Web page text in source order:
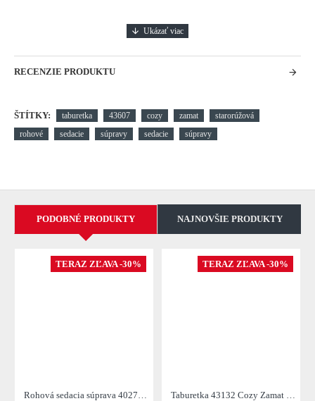
RECENZIE PRODUKTU
ŠTÍTKY: taburetka 43607 cozy zamat
starorúžová
rohové
sedacie súpravy sedacie súpravy
PODOBNÉ PRODUKTY NAJNOVŠIE PRODUKTY
TERAZ ZĽAVA -30%
Rohová sedacia súprava 40276 Cozy - Zamat starorúžová
TERAZ ZĽAVA -30%
Taburetka 43132 Cozy Zamat Šedá